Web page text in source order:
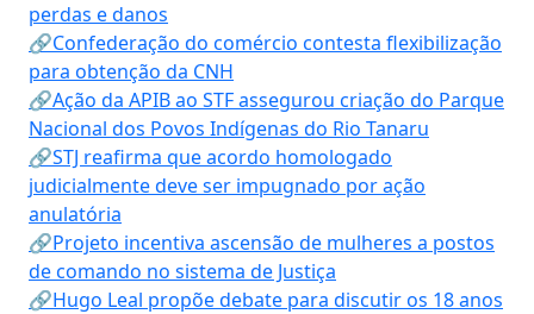
perdas e danos
🔗Confederação do comércio contesta flexibilização
para obtenção da CNH
🔗Ação da APIB ao STF assegurou criação do Parque
Nacional dos Povos Indígenas do Rio Tanaru
🔗STJ reafirma que acordo homologado
judicialmente deve ser impugnado por ação
anulatória
🔗Projeto incentiva ascensão de mulheres a postos
de comando no sistema de Justiça
🔗Hugo Leal propõe debate para discutir os 18 anos